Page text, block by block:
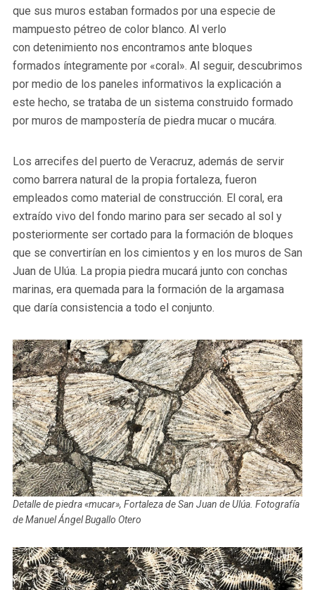
que sus muros estaban formados por una especie de
mampuesto pétreo de color blanco. Al verlo
con detenimiento nos encontramos ante bloques
formados íntegramente por «coral». Al seguir, descubrimos
por medio de los paneles informativos la explicación a
este hecho, se trataba de un sistema construido formado
por muros de mampostería de piedra mucar o mucára.
Los arrecifes del puerto de Veracruz, además de servir
como barrera natural de la propia fortaleza, fueron
empleados como material de construcción. El coral, era
extraído vivo del fondo marino para ser secado al sol y
posteriormente ser cortado para la formación de bloques
que se convertirían en los cimientos y en los muros de San
Juan de Ulúa. La propia piedra mucará junto con conchas
marinas, era quemada para la formación de la argamasa
que daría consistencia a todo el conjunto.
Detalle de piedra «mucar», Fortaleza de San Juan de Ulúa. Fotografía
de Manuel Ángel Bugallo Otero